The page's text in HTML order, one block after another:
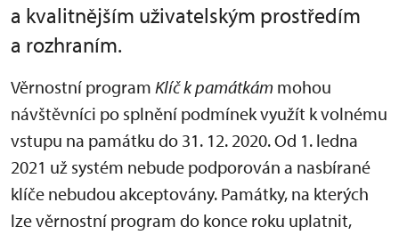
a kvalitnějším uživatelským prostředím
a rozhraním.
Věrnostní program Klíč k památkám mohou
návštěvníci po splnění podmínek využít k volnému
vstupu na památku do 31. 12. 2020. Od 1. ledna
2021 už systém nebude podporován a nasbírané
klíče nebudou akceptovány. Památky, na kterých
lze věrnostní program do konce roku uplatnit,